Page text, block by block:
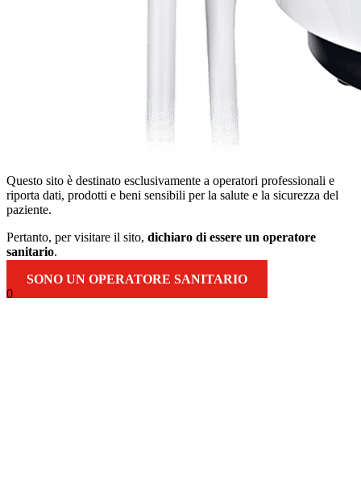
Questo sito è destinato esclusivamente a operatori professionali e
riporta dati, prodotti e beni sensibili per la salute e la sicurezza del
paziente.
Pertanto, per visitare il sito, dichiaro di essere un operatore
sanitario.
SONO UN OPERATORE SANITARIO
0